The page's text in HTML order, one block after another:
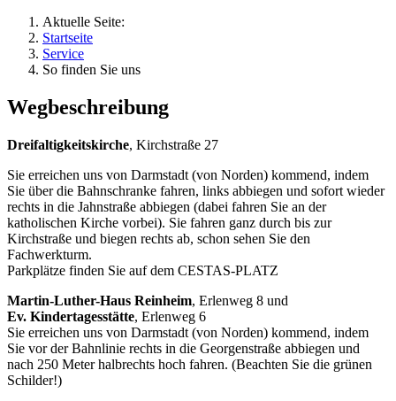
Aktuelle Seite:
Startseite
Service
So finden Sie uns
Wegbeschreibung
Dreifaltigkeitskirche, Kirchstraße 27
Sie erreichen uns von Darmstadt (von Norden) kommend, indem
Sie über die Bahnschranke fahren, links abbiegen und sofort wieder
rechts in die Jahnstraße abbiegen (dabei fahren Sie an der
katholischen Kirche vorbei). Sie fahren ganz durch bis zur
Kirchstraße und biegen rechts ab, schon sehen Sie den
Fachwerkturm.
Parkplätze finden Sie auf dem CESTAS-PLATZ
Martin-Luther-Haus Reinheim, Erlenweg 8 und
Ev. Kindertagesstätte, Erlenweg 6
Sie erreichen uns von Darmstadt (von Norden) kommend, indem
Sie vor der Bahnlinie rechts in die Georgenstraße abbiegen und
nach 250 Meter halbrechts hoch fahren. (Beachten Sie die grünen
Schilder!)